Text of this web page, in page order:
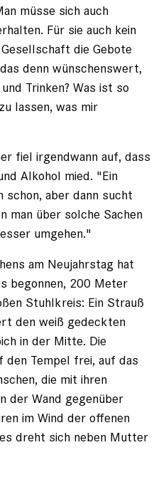
müsse sich auch
Für sie auch kein
die Gebote
denn wünschenswert,
Trinken? Was ist so
lassen, was mir
fiel irgendwann auf, dass
Alkohol mied. "Ein
aber dann sucht
man über solche Sachen
umgehen."
am Neujahrstag hat
begonnen, 200 Meter
Stuhlkreis: Ein Strauß
den weiß gedeckten
in der Mitte. Die
Tempel frei, auf das
die mit ihren
der Wand gegenüber
im Wind der offenen
dreht sich neben Mutter